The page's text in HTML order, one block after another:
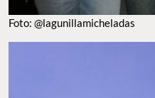
Foto: @lagunillamicheladas